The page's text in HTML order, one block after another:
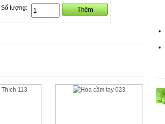
Số lượng: